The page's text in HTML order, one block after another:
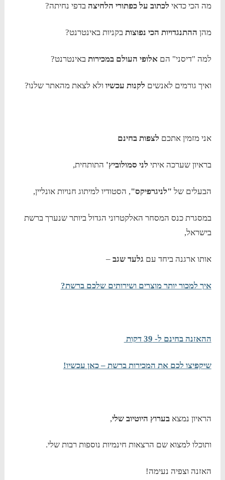
מה הכי כדאי לכתוב על כפתורי הלחיצה בדפי נחיתה?
מהן ההתנגדויות הכי נפוצות בקניות באינטרנט?
למה "דיסני" הםאלופי העולם במכירות באינטרנט?
ואיך גורמים לאנשים לקנות עכשיו ולא לצאת מהאתר שלנו?
אני מזמין אתכם לצפות בחינם
בראיון שערכה איתי לני סמולוביץ' התותחית,
הבעלים של "לניגרפיקס", הסטודיו למיתוג חנויות אונליין,
במסגרת כנס המסחר האלקטרוני הגדול ביותר שנערך ברשת
בישראל,
אותו ארגנה ביחד עם גלעד שגב–
איך למכור יותר מוצרים ושירותים שלכם ברשת?
ההאזנה בחינם ל- 39 דקות
שיקפיצו לכם את המכירות ברשת – כאן עכשיו!
הראיון נמצאבערוץ היוטיוב שלי,
ותוכלו למצוא שם הרצאות חינמיות נוספות רבות שלי.
האזנה וצפיה נעימה!